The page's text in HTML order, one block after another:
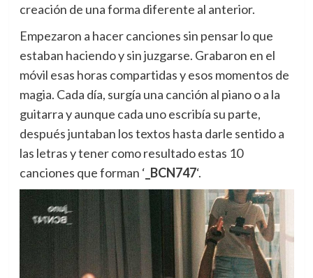
creación de una forma diferente al anterior.
Empezaron a hacer canciones sin pensar lo que
estaban haciendo y sin juzgarse. Grabaron en el
móvil esas horas compartidas y esos momentos de
magia. Cada día, surgía una canción al piano o a la
guitarra y aunque cada uno escribía su parte,
después juntaban los textos hasta darle sentido a
las letras y tener como resultado estas 10
canciones que forman ‘ _BCN747‘.